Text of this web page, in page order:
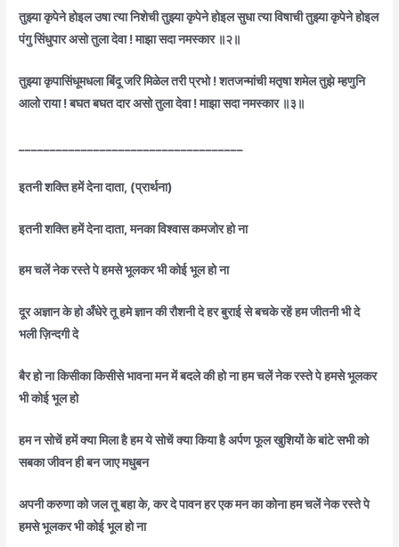
तुझ्या कृपेने होइल उषा त्या निशेची तुझ्या कृपेने होइल सुधा त्या विषाची तुझ्या कृपेने होइल
पंगु सिंधुपार असो तुला देवा ! माझा सदा नमस्कार ॥२॥
तुझ्या कृपासिंधूमधला बिंदू जरि मिळेल तरी प्रभो ! शतजन्मांची मतृषा शमेल तुझे म्हणुनि
आलो राया ! बघत बघत दार असो तुला देवा ! माझा सदा नमस्कार ॥३॥
इतनी शक्ति हमें देना दाता, (प्रार्थना)
इतनी शक्ति हमें देना दाता, मनका विश्वास कमजोर हो ना
हम चलें नेक रस्ते पे हमसे भूलकर भी कोई भूल हो ना
दूर अज्ञान के हो अँधेरे तू हमे ज्ञान की रौशनी दे हर बुराई से बचके रहें हम जीतनी भी दे
भली ज़िन्दगी दे
बैर हो ना किसीका किसीसे भावना मन में बदले की हो ना हम चलें नेक रस्ते पे हमसे भूलकर
भी कोई भूल हो
हम न सोचें हमें क्या मिला है हम ये सोचें क्या किया है अर्पण फूल खुशियों के बांटे सभी को
सबका जीवन ही बन जाए मधुबन
अपनी करुणा को जल तू बहा के, कर दे पावन हर एक मन का कोना हम चलें नेक रस्ते पे
हमसे भूलकर भी कोई भूल हो ना